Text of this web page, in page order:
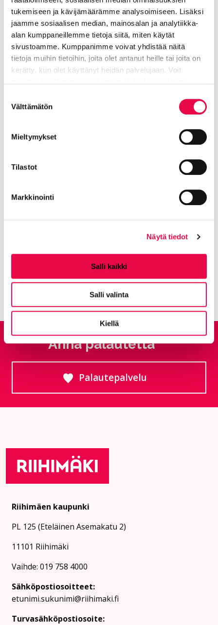
tukemiseen ja kävijämäärämme analysoimiseen. Lisäksi
jaamme sosiaalisen median, mainosalan ja analytiikka-
alan kumppaneillemme tietoja siitä, miten käytät
sivustoamme. Kumppanimme voivat yhdistää näitä
tietoja muihin tietoihin, joita olet antanut heille tai joita on
kerätty, kun olet käyttänyt heidän palvelujaan. Voit
valinta
Välttämätön
Mieltymykset
Tilastot
Markkinointi
Näytä tiedot
Salli kaikki
Salli valinta
Kiellä
Elinvoiman toimiala, kulttuuri- ja
tapahtumapalvelut
040 635 8224
minttu.seppo@riihimaki.fi
Tiedotus, Markkinointi, Uutiskirje, Antonin
Jaa:
Kategorioiden arkisto:
Aihealueet:Koe ja näe
Hyvinvointi
Liikenne ja kadut,Museot,R-liikenne,Tapahtumat
Kaikki artikkelit:Ajankohtaista
Anna palautetta
Palautepalvelu
Siirtyy ulkoiselle
Riihimäen kaupunki
PL 125 (Eteläinen Asemakatu 2)
11101 Riihimäki
Vaihde: 019 758 4000
Sähköpostiosoitteet:
etunimi.sukunimi@riihimaki.fi
Turvasähköpostiosoite: